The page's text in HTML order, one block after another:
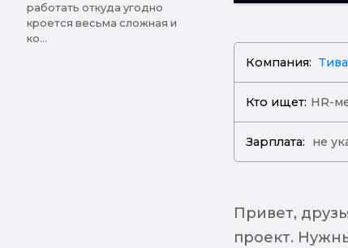
работать откуда угодно
кроется весьма сложная и
ко...
Компания:
Кто ищет: HR-
Зарплата: не
Привет,
проект.